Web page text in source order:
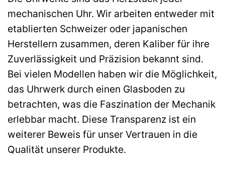
mechanischen Uhr. Wir arbeiten entweder mit
etablierten Schweizer oder japanischen
Herstellern zusammen, deren Kaliber für ihre
Zuverlässigkeit und Präzision bekannt sind.
Bei vielen Modellen haben wir die Möglichkeit,
das Uhrwerk durch einen Glasboden zu
betrachten, was die Faszination der Mechanik
erlebbar macht. Diese Transparenz ist ein
weiterer Beweis für unser Vertrauen in die
Qualität unserer Produkte.